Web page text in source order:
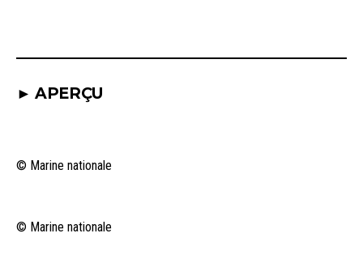
► APERÇU
© Marine nationale
© Marine nationale